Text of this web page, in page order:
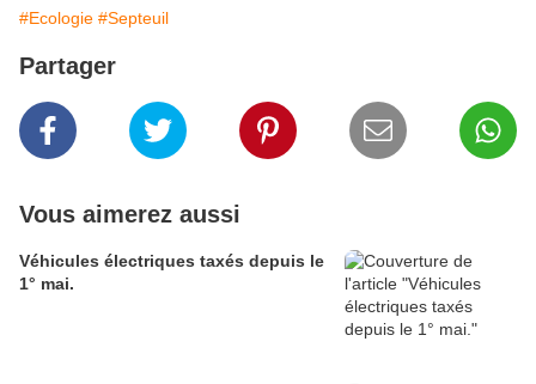
#Ecologie #Septeuil
Partager
Vous aimerez aussi
Véhicules électriques taxés depuis le
1° mai.